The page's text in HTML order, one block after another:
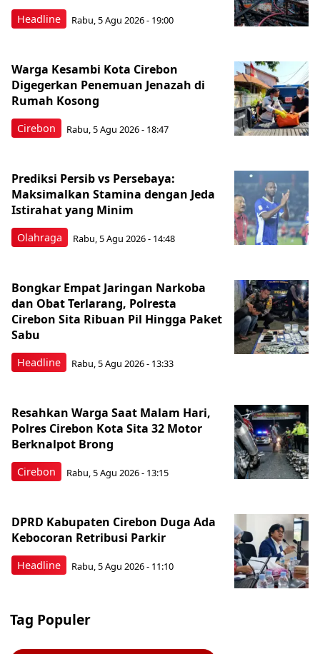
Headline Rabu, 5 Agu 2026 - 19:00
Cirebon
Warga Kesambi Kota Cirebon
Digegerkan Penemuan Jenazah di
Rumah Kosong
Rabu, 5 Agu 2026 - 18:47
Olahraga
Prediksi Persib vs Persebaya:
Maksimalkan Stamina dengan Jeda
Istirahat yang Minim
Rabu, 5 Agu 2026 - 14:48
Headline
Bongkar Empat Jaringan Narkoba
dan Obat Terlarang, Polresta
Cirebon Sita Ribuan Pil Hingga Paket
Sabu
Rabu, 5 Agu 2026 - 13:33
Cirebon
Resahkan Warga Saat Malam Hari,
Polres Cirebon Kota Sita 32 Motor
Berknalpot Brong
Rabu, 5 Agu 2026 - 13:15
Headline
DPRD Kabupaten Cirebon Duga Ada
Kebocoran Retribusi Parkir
Rabu, 5 Agu 2026 - 11:10
Tag Populer